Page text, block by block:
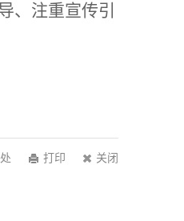
、注重宣传引
关闭
打印